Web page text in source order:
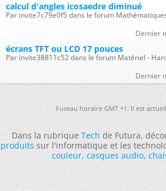
calcul d'angles icosaedre diminué
Par invite7c79e0f5 dans le forum
Dernier
écrans TFT ou LCD 17 pouces
Par invite38811c52 dans le forum Matériel -
Dernier
Fuseau horaire GMT +1. Il est
Dans la rubriqueTechde Futura,
produitssur l'informatique et les
couleur,casques audio,